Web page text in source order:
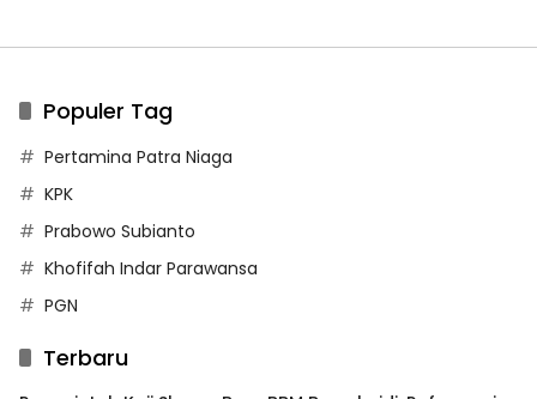
Populer Tag
Pertamina Patra Niaga
KPK
Prabowo Subianto
Khofifah Indar Parawansa
PGN
Terbaru